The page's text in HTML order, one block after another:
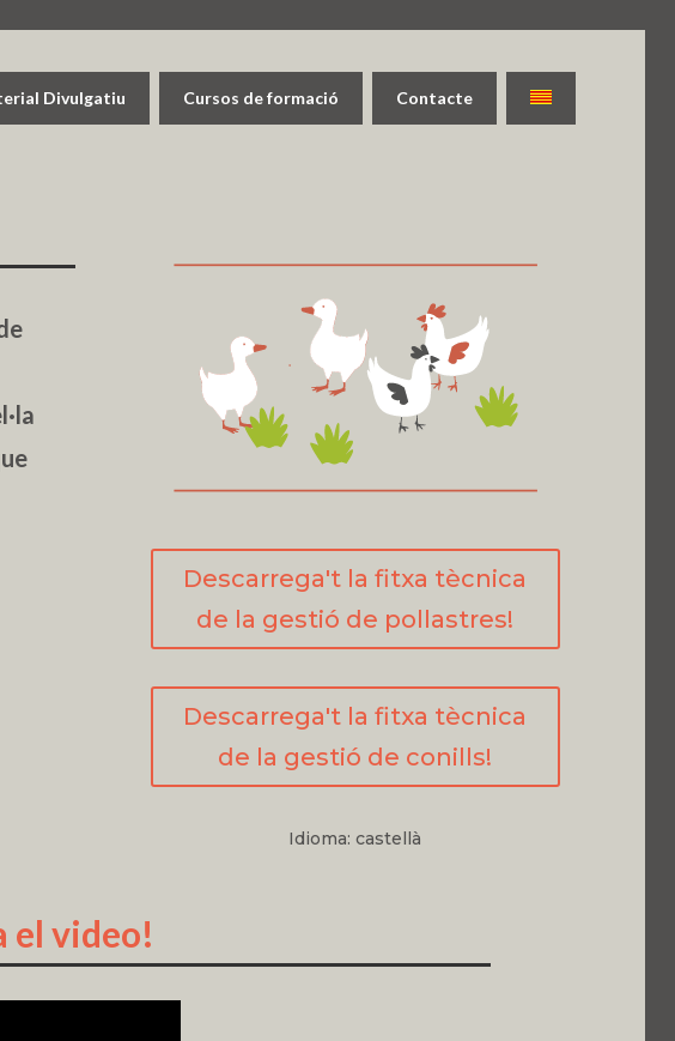
Divulgatiu Cursos de formació Contacte
Descarrega't la fitxa tècnica
de la gestió de pollastres!
Descarrega't la fitxa tècnica
de la gestió de conills!
Idioma: castellà
el video!